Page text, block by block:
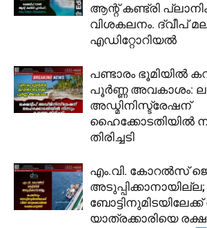
ആന്റ് കണ്ട്രി
വിശകലനം. ദ്വീപ്
എഡിറ്റോറിയൽ
പണ്ടാരം ഭൂമിയിൽ
പൂർണ്ണ അവകാശം:
അഡ്മിനിസ്ട്രേഷന്
ഹൈക്കോടതിയിൽ
തിരിച്ചടി
​എം.വി. കോറൽസ്
യാത്രക്കാരിയെ